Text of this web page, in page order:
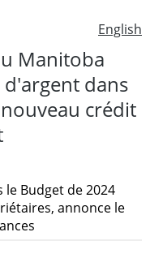
English
Manitoba
dans
crédit
le Budget de 2024
annonce le